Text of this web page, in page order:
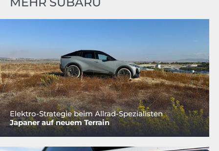
Elektro-Strategie beim Allrad-Spezialisten
Japaner auf neuem Terrain